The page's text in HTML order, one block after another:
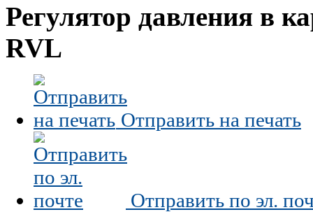
Регулятор давления в
RVL
Отправить на печать
Отправить по эл.